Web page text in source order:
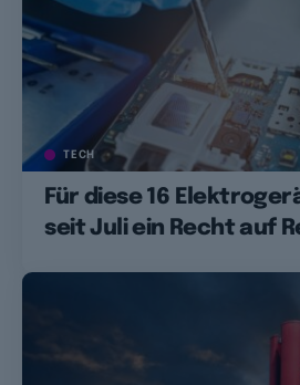
TECH
Für diese 16
seit Juli ein Recht auf